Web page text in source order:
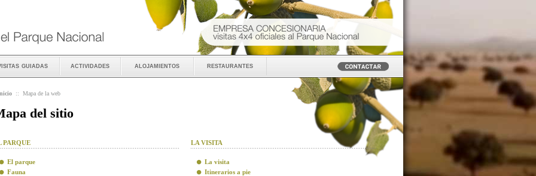
guiadas actividades alojamientos restaurantes
:: Mapa de la web
del sitio
PARQUE
El parque
Fauna
LA VISITA
La visita
Itinerarios a pie